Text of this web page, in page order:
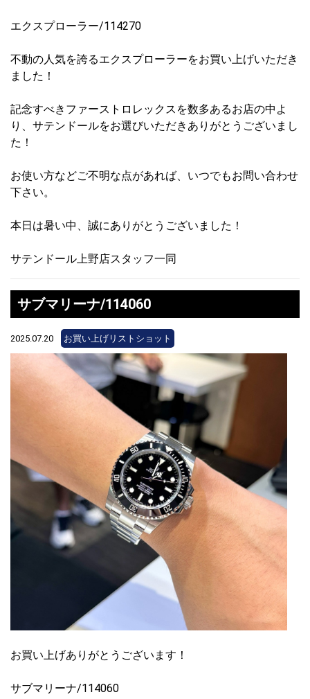
エクスプローラー/114270
不動の人気を誇るエクスプローラーをお買い上げいただき
ました！
記念すべきファーストロレックスを数多あるお店の中よ
り、サテンドールをお選びいただきありがとうございまし
た！
お使い方などご不明な点があれば、いつでもお問い合わせ
下さい。
本日は暑い中、誠にありがとうございました！
サテンドール上野店スタッフ一同
サブマリーナ/114060
2025.07.20 お買い上げリストショット
お買い上げありがとうございます！
サブマリーナ/114060